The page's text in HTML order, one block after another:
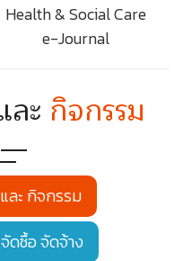
Health & Social Care
e-Journal
ละ กิจกรรม
ละ กิจกรรม
ดซื้อ จัดจ้าง